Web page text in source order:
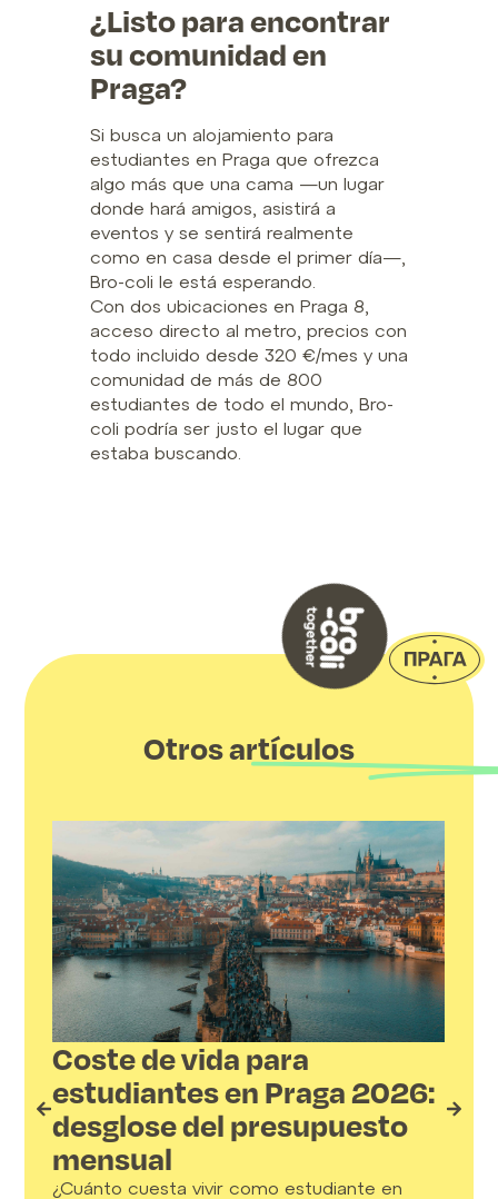
¿Listo para encontrar
su comunidad en
Praga?
Si busca un alojamiento para
estudiantes en Praga que ofrezca
algo más que una cama —un lugar
donde hará amigos, asistirá a
eventos y se sentirá realmente
como en casa desde el primer día—,
Bro-coli le está esperando.
Con dos ubicaciones en Praga 8,
acceso directo al metro, precios con
todo incluido desde 320 €/mes y una
comunidad de más de 800
estudiantes de todo el mundo, Bro-
coli podría ser justo el lugar que
estaba buscando.
Otros artículos
Coste de vida para
estudiantes en Praga 2026:
desglose del presupuesto
mensual
¿Cuánto cuesta vivir como estudiante en